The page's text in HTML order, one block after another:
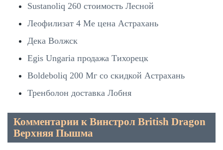
Sustanoliq 260 стоимость Лесной
Леофилизат 4 Ме цена Астрахань
Дека Волжск
Egis Ungaria продажа Тихорецк
Boldeboliq 200 Мг со скидкой Астрахань
Тренболон доставка Лобня
Комментарии к Винстрол British Dragon
Верхняя Пышма